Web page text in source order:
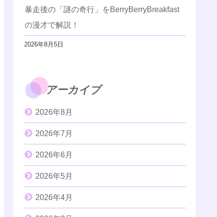
暴走後の「謎の奇行」をBerryBerryBreakfast
の漫才で解説！
2026年8月5日
アーカイブ
2026年8月
2026年7月
2026年6月
2026年5月
2026年4月